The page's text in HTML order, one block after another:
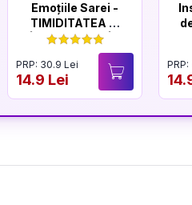
Emoțiile Sarei -
TIMIDITATEA ȘI
ÎNCREDEREA ÎN
PRP: 30.9 Lei
14.9 Lei